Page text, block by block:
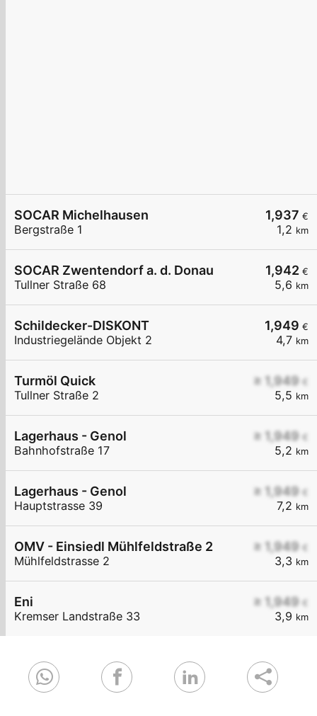
1,937 €
1,2 km
SOCAR Michelhausen
Bergstraße 1
1,942 €
5,6 km
SOCAR Zwentendorf a. d. Donau
Tullner Straße 68
1,949 €
4,7 km
Schildecker-DISKONT
Industriegelände Objekt 2
≥ 1,949 €
5,5 km
Turmöl Quick
Tullner Straße 2
≥ 1,949 €
5,2 km
Lagerhaus - Genol
Bahnhofstraße 17
≥ 1,949 €
7,2 km
Lagerhaus - Genol
Hauptstrasse 39
≥ 1,949 €
3,3 km
OMV - Einsiedl Mühlfeldstraße 2
Mühlfeldstrasse 2
≥ 1,949 €
3,9 km
Eni
Kremser Landstraße 33